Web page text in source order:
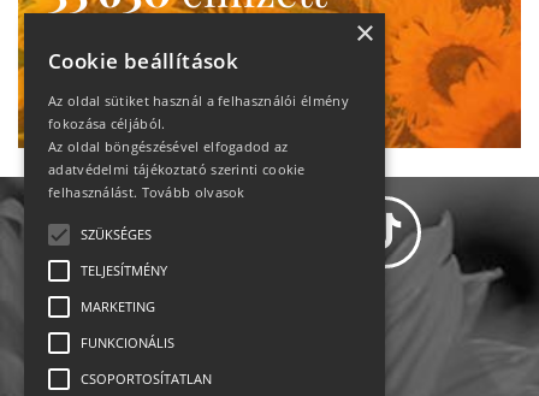
heti motiváció
Ne maradj le!
Állásajánlatok
×
Cookie beállítások
Az oldal sütiket használ a felhasználói élmény
fokozása céljából.
Az oldal böngészésével elfogadod az
adatvédelmi tájékoztató szerinti cookie
felhasználást. Tovább olvasok
SZÜKSÉGES
TELJESÍTMÉNY
MARKETING
FUNKCIONÁLIS
CSOPORTOSÍTATLAN